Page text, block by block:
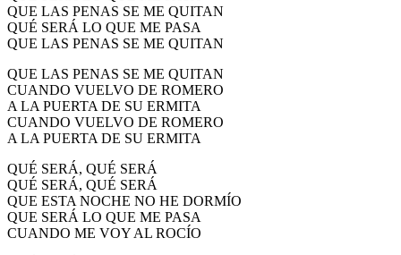
QUE LAS PENAS SE ME QUITAN
QUÉ SERÁ LO QUE ME PASA
QUE LAS PENAS SE ME QUITAN
QUE LAS PENAS SE ME QUITAN
CUANDO VUELVO DE ROMERO
A LA PUERTA DE SU ERMITA
CUANDO VUELVO DE ROMERO
A LA PUERTA DE SU ERMITA
QUÉ SERÁ, QUÉ SERÁ
QUÉ SERÁ, QUÉ SERÁ
QUE ESTA NOCHE NO HE DORMÍO
QUE SERÁ LO QUE ME PASA
CUANDO ME VOY AL ROCÍO